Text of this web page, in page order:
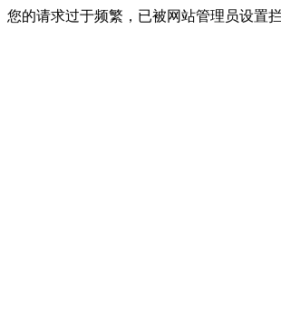
您的请求过于频繁，已被网站管理员设置